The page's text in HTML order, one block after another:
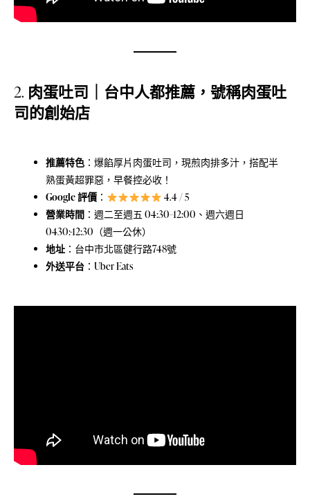
2. 肉蛋吐司｜台中人都推薦，號稱肉蛋吐
司的創始店
推薦特色 ：爆餡厚片肉蛋吐司，現煎肉排多汁，搭配半
熟蛋黃超罪惡，早餐控必收！
Google 評價 ：
4.4 / 5
營業時間 ：週二至週五 04:30–12:00、週六週日
0430:-12:30（週一公休）
地址 ： 台中市北區健行路748號
外送平台 ： Uber Eats